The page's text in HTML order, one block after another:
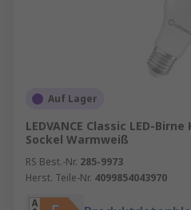
Auf Lager
LEDVANCE Classic LED-
Sockel Warmweiß
RS Best.-Nr. 285-9973
Herst. Teile-Nr. 4099854043970